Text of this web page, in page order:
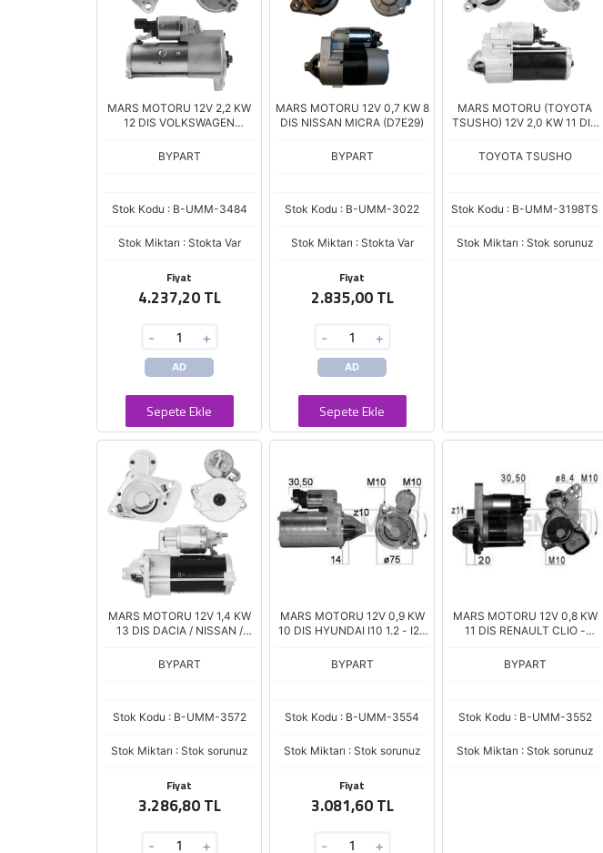
MARS MOTORU 12V 2,2 KW
12 DIS VOLKSWAGEN
2.0 TDI (TS22ER12)
BYPART
Stok Kodu : B-UMM-3484
Stok Miktarı : Stokta Var
Fiyat
4.237,20 TL
- +
AD
Sepete Ekle
MARS MOTORU 12V 0,7 KW 8
DIS NISSAN MICRA (D7E29)
BYPART
Stok Kodu : B-UMM-3022
Stok Miktarı : Stokta Var
Fiyat
2.835,00 TL
- +
AD
Sepete Ekle
MARS MOTORU (TOYOTA
TSUSHO) 12V 2,0 KW 11 DIS
LAGUNA - MEGANE 1.9 DCI
TOYOTA TSUSHO
Stok Kodu : B-UMM-3198TS
Stok Miktarı : Stok sorunuz
MARS MOTORU 12V 1,4 KW
13 DIS DACIA / NISSAN /
BYPART
Stok Kodu : B-UMM-3572
Stok Miktarı : Stok sorunuz
Fiyat
3.286,80 TL
- +
MARS MOTORU 12V 0,9 KW
10 DIS HYUNDAI I10 1.2 - I20
(3610003101)
BYPART
Stok Kodu : B-UMM-3554
Stok Miktarı : Stok sorunuz
Fiyat
3.081,60 TL
- +
MARS MOTORU 12V 0,8 KW
11 DIS RENAULT CLIO -
1.2 TCE / DACIA SANDERO
BYPART
Stok Kodu : B-UMM-3552
Stok Miktarı : Stok sorunuz